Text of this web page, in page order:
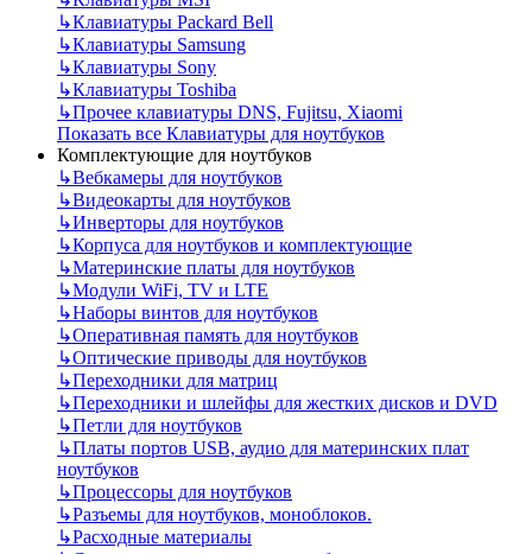
↳Клавиатуры Packard Bell
↳Клавиатуры Samsung
↳Клавиатуры Sony
↳Клавиатуры Toshiba
↳Прочее клавиатуры DNS, Fujitsu, Xiaomi
Показать все Клавиатуры для ноутбуков
Комплектующие для ноутбуков
↳Вебкамеры для ноутбуков
↳Видеокарты для ноутбуков
↳Инверторы для ноутбуков
↳Корпуса для ноутбуков и комплектующие
↳Материнские платы для ноутбуков
↳Модули WiFi, TV и LTE
↳Наборы винтов для ноутбуков
↳Оперативная память для ноутбуков
↳Оптические приводы для ноутбуков
↳Переходники для матриц
↳Переходники и шлейфы для жестких дисков и DVD
↳Петли для ноутбуков
↳Платы портов USB, аудио для материнских плат
ноутбуков
↳Процессоры для ноутбуков
↳Разъемы для ноутбуков, моноблоков.
↳Расходные материалы